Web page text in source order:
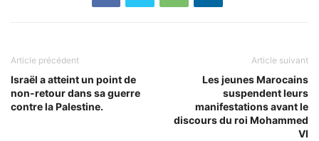
Article précédent
Israël a atteint un point de
non-retour dans sa guerre
contre la Palestine.
Article suivant
Les jeunes Marocains
suspendent leurs
manifestations avant le
discours du roi Mohammed
VI